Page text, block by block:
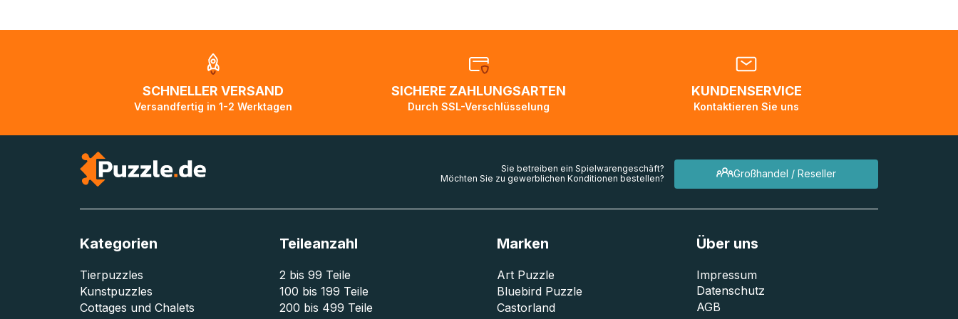
aktualisiert, sobald die Pakete im Zielland ankommen und von der dortigen
Zustellorganisation weiter bearbeitet werden.
Bitte kontaktieren Sie den Kundenservicefalls Ihr Paket länger als angegeben
unterwegs ist bzw. Pakete mit Lieferadressen in Deutschland oder Europa mehrere
Tage lang nicht gescannt wurden.
SCHNELLER VERSAND
Versandfertig in 1-2 Werktagen
SICHERE ZAHLUNGSARTEN
Durch SSL-Verschlüsselung
KUNDENSERVICE
Kontaktieren Sie uns
Großhandel / Reseller
Sie betreiben ein Spielwarengeschäft?
Möchten Sie zu gewerblichen Konditionen bestellen?
Kategorien
Tierpuzzles
Kunstpuzzles
Cottages und Chalets
Teileanzahl
2 bis 99 Teile
100 bis 199 Teile
200 bis 499 Teile
Marken
Art Puzzle
Bluebird Puzzle
Castorland
Über uns
Impressum
Datenschutz
AGB